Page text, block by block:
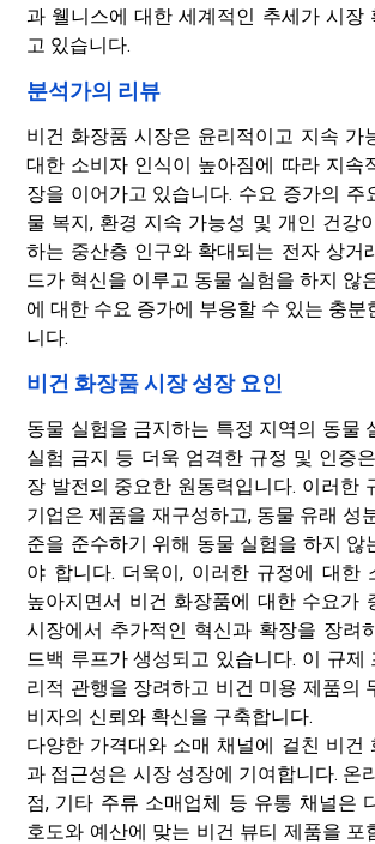
과 웰니스에 대한 세계적인 추세가 시장
고 있습니다.
분석가의 리뷰
비건 화장품 시장은 윤리적이고 지속 가
대한 소비자 인식이 높아짐에 따라 지속
장을 이어가고 있습니다. 수요 증가의 주
물 복지, 환경 지속 가능성 및 개인 건강
하는 중산층 인구와 확대되는 전자 상거
드가 혁신을 이루고 동물 실험을 하지 않
에 대한 수요 증가에 부응할 수 있는 충분
니다.
비건 화장품 시장 성장 요인
동물 실험을 금지하는 특정 지역의 동물
실험 금지 등 더욱 엄격한 규정 및 인증
장 발전의 중요한 원동력입니다. 이러한
기업은 제품을 재구성하고, 동물 유래 성
준을 준수하기 위해 동물 실험을 하지 않
야 합니다. 더욱이, 이러한 규정에 대한
높아지면서 비건 화장품에 대한 수요가
시장에서 추가적인 혁신과 확장을 장려
드백 루프가 생성되고 있습니다. 이 규제
리적 관행을 장려하고 비건 미용 제품의
비자의 신뢰와 확신을 구축합니다.
다양한 가격대와 소매 채널에 걸친 비건
과 접근성은 시장 성장에 기여합니다. 온
점, 기타 주류 소매업체 등 유통 채널은
호도와 예산에 맞는 비건 뷰티 제품을 포